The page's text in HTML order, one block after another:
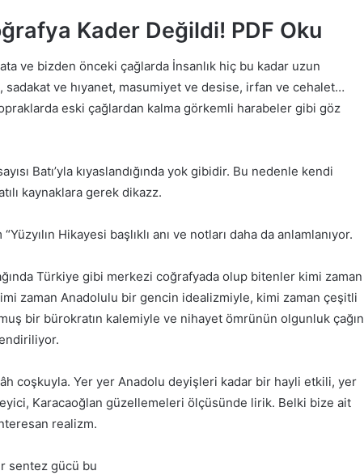
Kader Değildi! PDF Oku
ve bizden önceki çağlarda İnsanlık hiç bu kadar uzun
sadakat ve hıyanet, masumiyet ve desise, irfan ve cehalet…
eski çağlardan kalma görkemli harabeler gibi göz
Batı’yla kıyaslandığında yok gibidir. Bu nedenle kendi
kaynaklara gerek dikazz.
Hikayesi başlıklı anı ve notları daha da anlamlanıyor.
Türkiye gibi merkezi coğrafyada olup bitenler kimi zaman
zaman Anadolulu bir gencin idealizmiyle, kimi zaman çeşitli
bir bürokratın kalemiyle ve nihayet ömrünün olgunluk çağın
coşkuyla. Yer yer Anadolu deyişleri kadar bir hayli etkili, yer
Karacaoğlan güzellemeleri ölçüsünde lirik. Belki bize ait
realizm.
sentez gücü bu